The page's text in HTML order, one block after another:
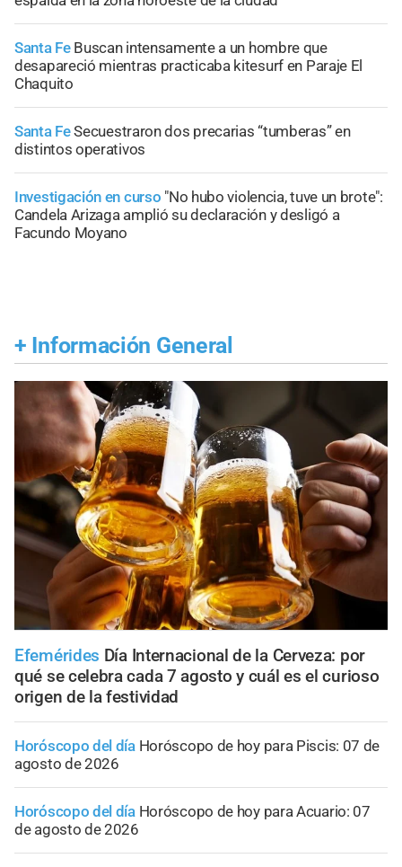
Santa Fe Buscan intensamente a un hombre que
desapareció mientras practicaba kitesurf en Paraje El
Chaquito
Santa FeSecuestraron dos precarias “tumberas” en
distintos operativos
Investigación en curso "No hubo violencia, tuve un brote":
Candela Arizaga amplió su declaración y desligó a
Facundo Moyano
+ Información General
Efemérides Día Internacional de la Cerveza: por
qué se celebra cada 7 agosto y cuál es el curioso
origen de la festividad
Horóscopo del día Horóscopo de hoy para Piscis: 07 de
agosto de 2026
Horóscopo del día Horóscopo de hoy para Acuario: 07
de agosto de 2026